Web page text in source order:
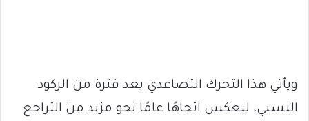
ويأتي هذا التحرك التصاعدي بعد فترة من الركود
النسبي، ليعكس اتجاهًا عامًا نحو مزيد من التراجع